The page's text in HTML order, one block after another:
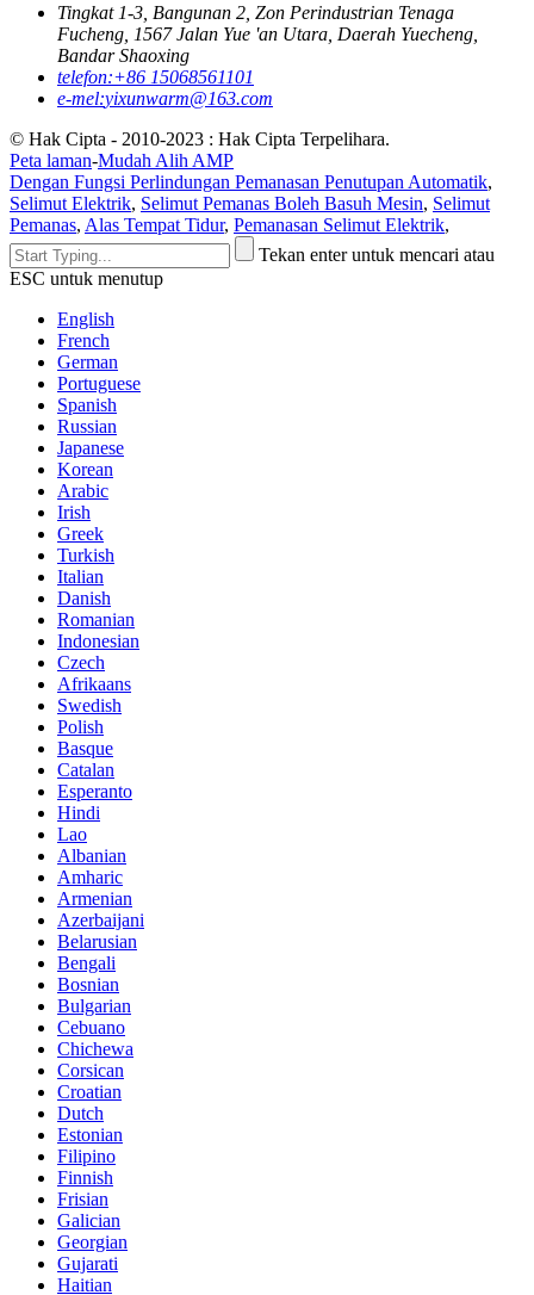
Tingkat 1-3, Bangunan 2, Zon Perindustrian Tenaga
Fucheng, 1567 Jalan Yue 'an Utara, Daerah Yuecheng,
Bandar Shaoxing
telefon:+86 15068561101
e-mel:yixunwarm@163.com
© Hak Cipta - 2010-2023 : Hak Cipta Terpelihara.
Peta laman-Mudah Alih AMP
Dengan Fungsi Perlindungan Pemanasan Penutupan Automatik,
Selimut Elektrik, Selimut Pemanas Boleh Basuh Mesin, Selimut
Pemanas, Alas Tempat Tidur, Pemanasan Selimut Elektrik,
Tekan enter untuk mencari atau
ESC untuk menutup
English
French
German
Portuguese
Spanish
Russian
Japanese
Korean
Arabic
Irish
Greek
Turkish
Italian
Danish
Romanian
Indonesian
Czech
Afrikaans
Swedish
Polish
Basque
Catalan
Esperanto
Hindi
Lao
Albanian
Amharic
Armenian
Azerbaijani
Belarusian
Bengali
Bosnian
Bulgarian
Cebuano
Chichewa
Corsican
Croatian
Dutch
Estonian
Filipino
Finnish
Frisian
Galician
Georgian
Gujarati
Haitian